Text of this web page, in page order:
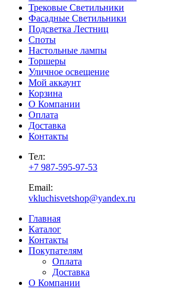
Трековые Светильники
Фасадные Светильники
Подсветка Лестниц
Споты
Настольные лампы
Торшеры
Уличное освещение
Мой аккаунт
Корзина
О Компании
Оплата
Доставка
Контакты
Тел:
+7 987-595-97-53
Email:
vkluchisvetshop@yandex.ru
Главная
Каталог
Контакты
Покупателям
Оплата
Доставка
О Компании